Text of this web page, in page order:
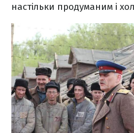
настільки продуманим і